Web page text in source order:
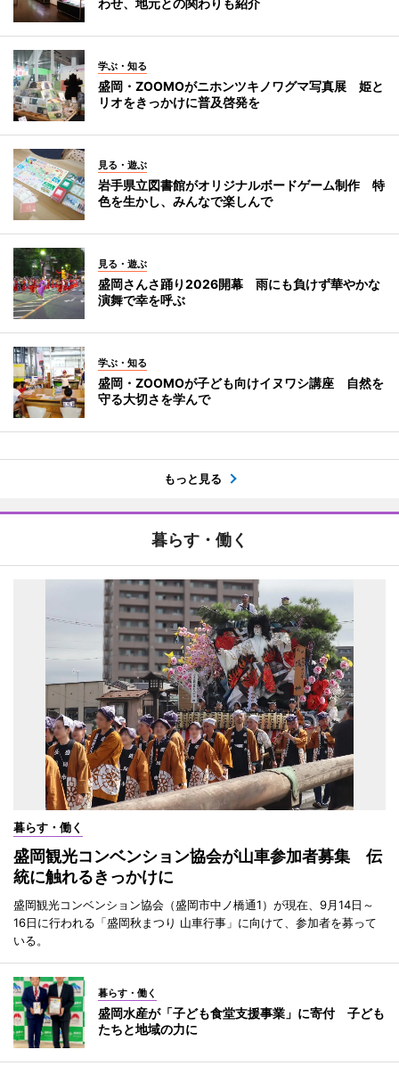
学ぶ・知る
盛岡・ZOOMOがニホンツキノワグマ写真展 姫と
リオをきっかけに普及啓発を
見る・遊ぶ
岩手県立図書館がオリジナルボードゲーム制作 特
色を生かし、みんなで楽しんで
見る・遊ぶ
盛岡さんさ踊り2026開幕 雨にも負けず華やかな
演舞で幸を呼ぶ
学ぶ・知る
盛岡・ZOOMOが子ども向けイヌワシ講座 自然を
守る大切さを学んで
もっと見る
暮らす・働く
暮らす・働く
盛岡観光コンベンション協会が山車参加者募集 伝
統に触れるきっかけに
盛岡観光コンベンション協会（盛岡市中ノ橋通1）が現在、9月14日～
16日に行われる「盛岡秋まつり 山車行事」に向けて、参加者を募って
いる。
暮らす・働く
盛岡水産が「子ども食堂支援事業」に寄付 子ども
たちと地域の力に